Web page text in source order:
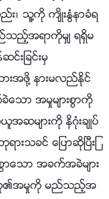
၊ သူ႔ကို က်ိဳးႏြံနာခံရ
ည္သည့္အရာကိုမွ် ရရွိမ
းျခင္းမွ
အဖို႔ နားမလည္ႏိုင္
ာ အမႈမ်ားစြာကို
ယူအဆမ်ားကို နိဂုံးခ်ဳပ္
းသခင္ ေျပာဆိုၿပီးျ
ာေသာ အခက္အခဲမ်ား
သူ၏အမႈကို မည္သည့္အ